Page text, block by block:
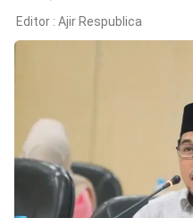
.
Right
Editor : Ajir Respublica